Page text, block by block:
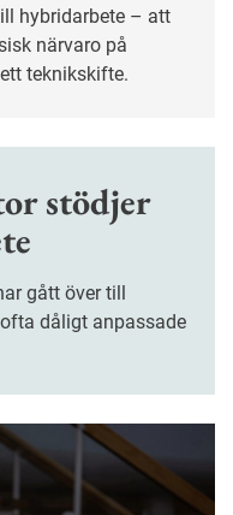
närvaro på
teknikskifte.
stödjer
dåligt anpassade